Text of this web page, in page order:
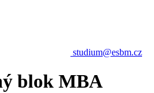
studium@esbm.cz
blok MBA